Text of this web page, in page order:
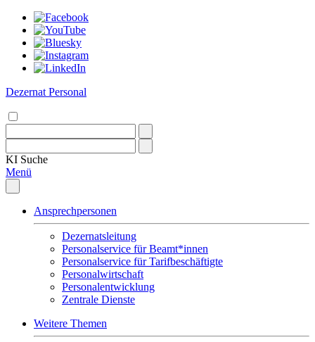
Dezernat Personal
KI Suche
Menü
Ansprechpersonen
Dezernatsleitung
Personalservice für Beamt*innen
Personalservice für Tarifbeschäftigte
Personalwirtschaft
Personalentwicklung
Zentrale Dienste
Weitere Themen